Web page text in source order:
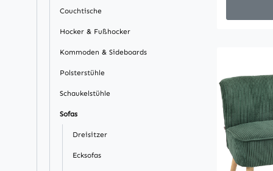
Couchtische
Hocker & Fußhocker
Kommoden & Sideboards
Polsterstühle
Schaukelstühle
Sofas
Dreisitzer
Ecksofas
hoher
Sitz und
Stabilität
gige
Komfort